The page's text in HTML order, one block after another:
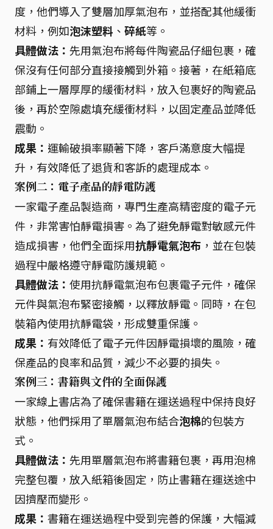
度，他們導入了雙層加厚氣泡布，並搭配其他緩衝
材料，例如泡沫塑料 、 碎紙等。
具體做法： 先用氣泡布將每件陶瓷品仔細包裹，確
保沒有任何部分直接接觸到外箱。接著，在紙箱底
部鋪上一層厚厚的緩衝材料，放入包裹好的陶瓷品
後，再於空隙處填充緩衝材料，以固定產品並降低
震動。
成果： 運輸破損率顯著下降，客戶滿意度大幅提
升，有效降低了退貨和客訴的處理成本。
案例二：電子產品的靜電防護
一家電子產品製造商，專門生產高精密度的電子元
件，非常害怕靜電損害。為了避免靜電對敏感元件
造成損害，他們全面採用抗靜電氣泡布 ，並在包裝
過程中嚴格遵守靜電防護規範。
具體做法： 使用抗靜電氣泡布包裹電子元件，確保
元件與氣泡布緊密接觸，以釋放靜電。同時，在包
裝箱內使用抗靜電袋，形成雙重保護。
成果： 有效降低了電子元件因靜電損壞的風險，確
保產品的良率和品質，減少不必要的損失。
案例三：書籍與文件的全面保護
一家線上書店為了確保書籍在運送過程中保持良好
狀態，他們採用了單層氣泡布結合泡棉的包裝方
式。
具體做法： 先用單層氣泡布將書籍包裹，再用泡棉
完整包覆，放入紙箱後固定，防止書籍在運送途中
因擠壓而變形。
成果： 書籍在運送過程中受到完善的保護，大幅減